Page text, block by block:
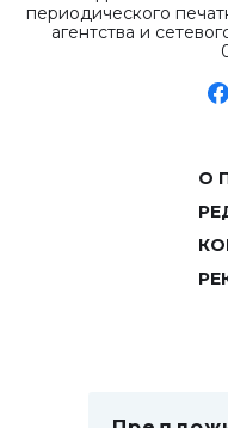
периодического
агентства и
О